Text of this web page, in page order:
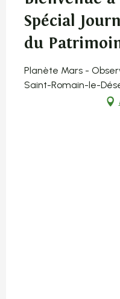
Spécial
du
Planète Mars -
Saint-Romain-le-